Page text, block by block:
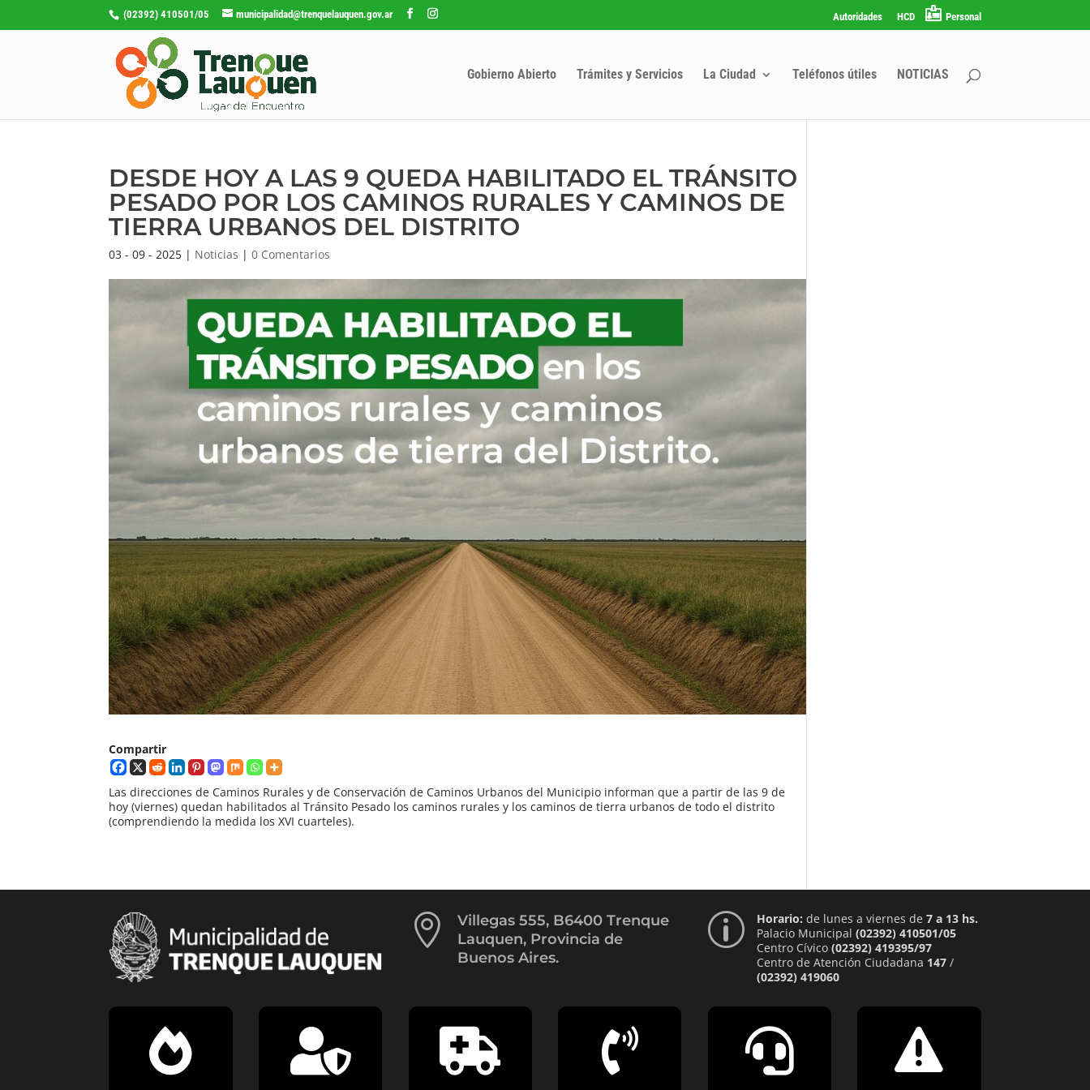
(02392) 410501/05 municipalidad@trenquelauquen.gov.ar Autoridades HCD Personal
Gobierno Abierto Trámites y Servicios La Ciudad Teléfonos útiles NOTICIAS
DESDE HOY A LAS 9 QUEDA HABILITADO EL TRÁNSITO
PESADO POR LOS CAMINOS RURALES Y CAMINOS DE
TIERRA URBANOS DEL DISTRITO
03 - 09 - 2025 | Noticias |0 Comentarios
Compartir
Las direcciones de Caminos Rurales y de Conservación de Caminos Urbanos del Municipio informan que a partir de las 9 de
hoy (viernes) quedan habilitados al Tránsito Pesado los caminos rurales y los caminos de tierra urbanos de todo el distrito
(comprendiendo la medida los XVI cuarteles).

Villegas 555, B6400 Trenque
Lauquen, Provincia de
Buenos Aires.
p Horario: de lunes a viernes de 7 a 13 hs.
Palacio Municipal (02392) 410501/05
Centro Cívico (02392) 419395/97
Centro de Atención Ciudadana 147/
(02392) 419060
     